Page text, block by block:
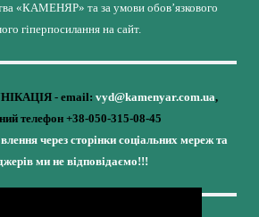
«КАМЕНЯР» та за умови обов’язкового
гіперпосилання на сайт.
- email: vyd@kamenyar.com.ua,
телефон +38-050-315-08-45
через сторінки соціальних мереж та
ми не відповідаємо!!!